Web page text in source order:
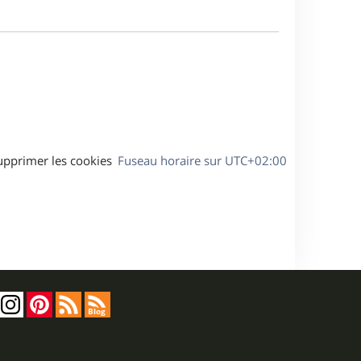
Fuseau horaire sur UTC+02:00
les cookies